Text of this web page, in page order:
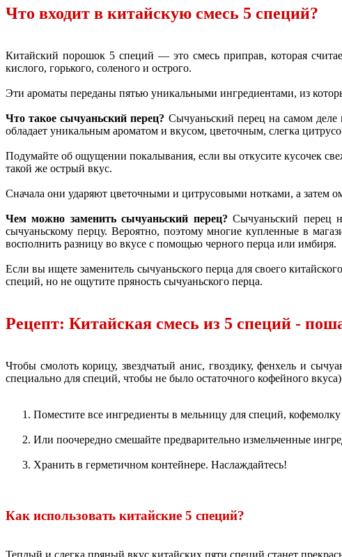
Что входит в китайскую смесь 5 специй?
Китайский порошок 5 специй — это смесь приправ, которая
кислого, горького, соленого и острого.
Эти ароматы переданы пятью уникальными ингредиентами, из
Что такое сычуаньский перец? Сычуаньский перец на самом деле
обладает уникальным ароматом и вкусом, цветочным, слегка
Подумайте об ощущении покалывания, если вы откусите кусочек
такой же острый вкус.
Сначала они ударяют цветочными и цитрусовыми нотками, а затем
Чем можно заменить сычуаньский перец? Сычуаньский перец
сычуаньскому перцу. Вероятно, поэтому многие купленные в
восполнить разницу во вкусе с помощью черного перца или имбиря.
Если вы ищете заменитель сычуаньского перца для своего
специй, но не ощутите пряность сычуаньского перца.
Рецепт: Китайская смесь из 5 специй -
Чтобы смолоть корицу, звездчатый анис, гвоздику, фенхель и
специально для специй, чтобы не было остаточного кофейного
Поместите все ингредиенты в мельницу для специй,
Или поочередно смешайте предварительно измельченные
Хранить в герметичном контейнере. Наслаждайтесь!
Как использовать китайские 5 специй?